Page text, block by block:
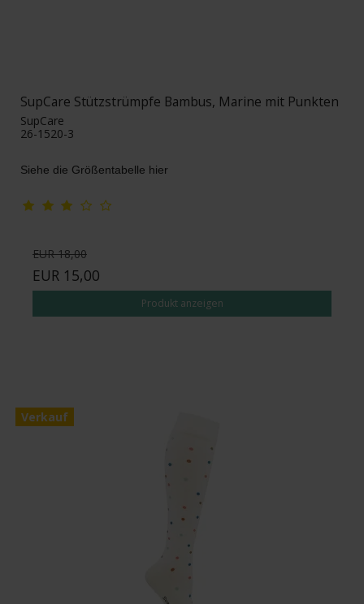
SupCare Stützstrümpfe Bambus, Marine mit Punkten
SupCare
26-1520-3
Siehe die Größentabelle hier
EUR 18,00
EUR 15,00
Produkt anzeigen
Verkauf